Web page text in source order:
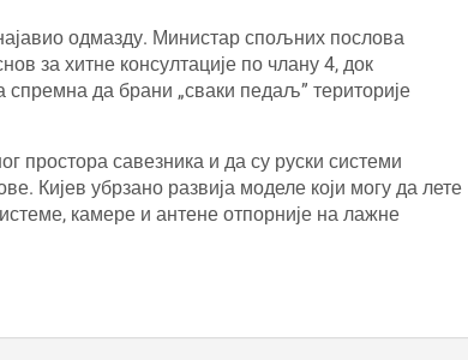
одмазду. Министар спољних послова
за хитне консултације по члану 4, док
спремна да брани „сваки педаљ” територије
простора савезника и да су руски системи
Кијев убрзано развија моделе који могу да лете
камере и антене отпорније на лажне